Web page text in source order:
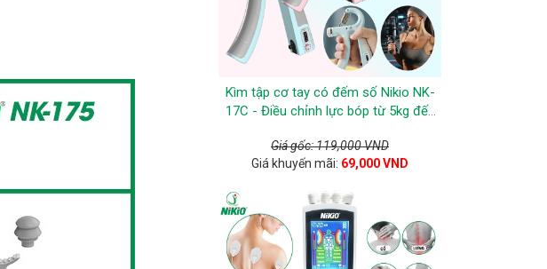
Kìm tập cơ tay có đếm số Nikio NK-
17C - Điều chỉnh lực bóp từ 5kg đến
Giá gốc: 119,000 VND
Giá khuyến mãi: 69,000 VND